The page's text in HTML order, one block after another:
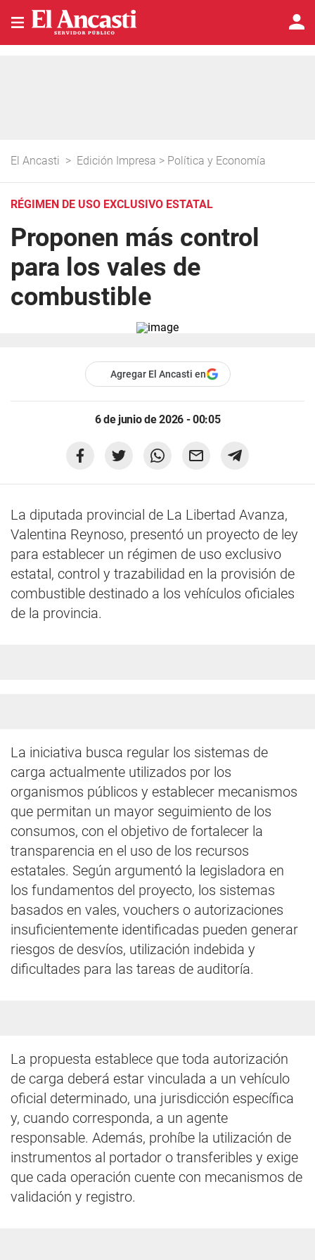
El Ancasti > Edición Impresa > Política y Economía
RÉGIMEN DE USO EXCLUSIVO ESTATAL
Proponen más control
para los vales de
combustible
Agregar El Ancasti en
6 de junio de 2026 - 00:05
La diputada provincial de La Libertad Avanza,
Valentina Reynoso, presentó un proyecto de ley
para establecer un régimen de uso exclusivo
estatal, control y trazabilidad en la provisión de
combustible destinado a los vehículos oficiales
de la provincia.
La iniciativa busca regular los sistemas de
carga actualmente utilizados por los
organismos públicos y establecer mecanismos
que permitan un mayor seguimiento de los
consumos, con el objetivo de fortalecer la
transparencia en el uso de los recursos
estatales. Según argumentó la legisladora en
los fundamentos del proyecto, los sistemas
basados en vales, vouchers o autorizaciones
insuficientemente identificadas pueden generar
riesgos de desvíos, utilización indebida y
dificultades para las tareas de auditoría.
La propuesta establece que toda autorización
de carga deberá estar vinculada a un vehículo
oficial determinado, una jurisdicción específica
y, cuando corresponda, a un agente
responsable. Además, prohíbe la utilización de
instrumentos al portador o transferibles y exige
que cada operación cuente con mecanismos de
validación y registro.